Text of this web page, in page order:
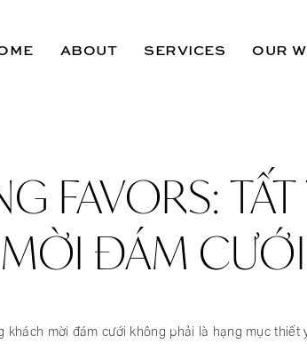
ABOUT SERVICES OUR
FAVORS:
ĐÁM CƯỚI
khách mời đám cưới không phải là hạng mục